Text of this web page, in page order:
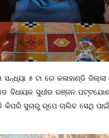
ସନ୍ଧ୍ୟା ୫ ଟା ରେ କଳାହାଣ୍ଡି
ବିଧାୟକ ସୁଧୀର ରଞ୍ଜନ
ସୁଚାରୁ ରୂପେ ଚାଲିବ ସେଥି ପାଇଁ